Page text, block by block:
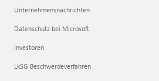
Unternehmensnachrichten
Datenschutz bei Microsoft
Investoren
LkSG Beschwerdeverfahren